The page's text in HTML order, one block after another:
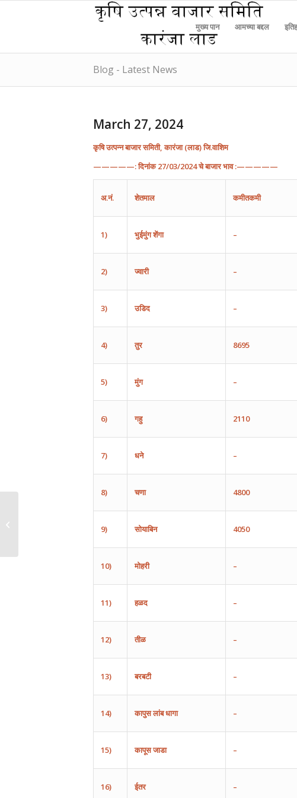
मुख्य पान आमच्या बद्दल
Blog - Latest News
March 27, 2024
कृषिउत्पन्नबाजारसमिती, कारंजा(लाड)जि.वाशिम
—————:दिनांक27/03/2024चेबाजारभाव:—————
अ.नं. शेतमाल कमीतकमी
1) भुईमुंगशेंगा –
2) ज्वारी –
3) उडिद –
4) तुर 8695
5) मुंग –
6) गहु 2110
7) धने –
8) चणा 4800
9) सोयाबिन 4050
10) मोहरी –
11) हळद –
12) तीळ –
13) बरबटी –
14) कापुसलांबधागा –
15) कापूसजाडा –
16) ईतर –